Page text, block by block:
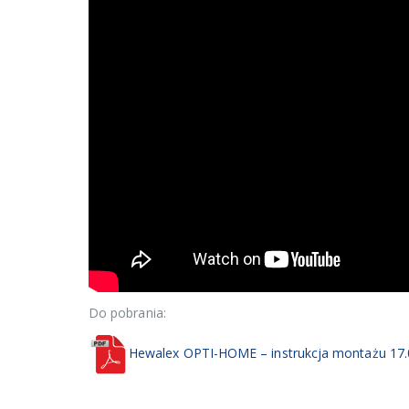
Do pobrania:
Hewalex OPTI-HOME – instrukcja montażu